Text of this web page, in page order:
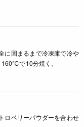
に固まるまで冷凍庫で冷や
で10分焼く。
ロベリーパウダーを合わせ